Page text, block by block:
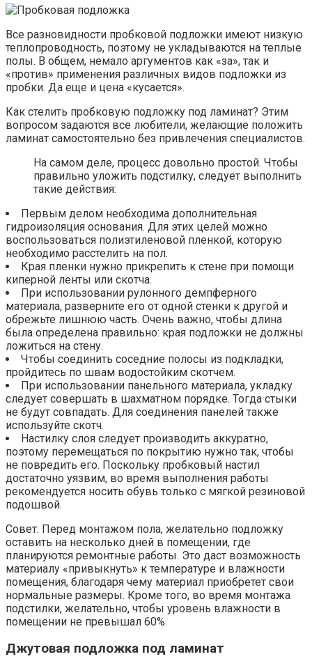
Все разновидности пробковой подложки имеют низкую
теплопроводность, поэтому не укладываются на теплые
полы. В общем, немало аргументов как «за», так и
«против» применения различных видов подложки из
пробки. Да еще и цена «кусается».
Как стелить пробковую подложку под ламинат? Этим
вопросом задаются все любители, желающие положить
ламинат самостоятельно без привлечения специалистов.
На самом деле, процесс довольно простой. Чтобы
правильно уложить подстилку, следует выполнить
такие действия:
Первым делом необходима дополнительная
гидроизоляция основания. Для этих целей можно
воспользоваться полиэтиленовой пленкой, которую
необходимо расстелить на пол.
Края пленки нужно прикрепить к стене при помощи
киперной ленты или скотча.
При использовании рулонного демпферного
материала, разверните его от одной стенки к другой и
обрежьте лишнюю часть. Очень важно, чтобы длина
была определена правильно: края подложки не должны
ложиться на стену.
Чтобы соединить соседние полосы из подкладки,
пройдитесь по швам водостойким скотчем.
При использовании панельного материала, укладку
следует совершать в шахматном порядке. Тогда стыки
не будут совпадать. Для соединения панелей также
используйте скотч.
Настилку слоя следует производить аккуратно,
поэтому перемещаться по покрытию нужно так, чтобы
не повредить его. Поскольку пробковый настил
достаточно уязвим, во время выполнения работы
рекомендуется носить обувь только с мягкой резиновой
подошвой.
Совет: Перед монтажом пола, желательно подложку
оставить на несколько дней в помещении, где
планируются ремонтные работы. Это даст возможность
материалу «привыкнуть» к температуре и влажности
помещения, благодаря чему материал приобретет свои
нормальные размеры. Кроме того, во время монтажа
подстилки, желательно, чтобы уровень влажности в
помещении не превышал 60%.
Джутовая подложка под ламинат